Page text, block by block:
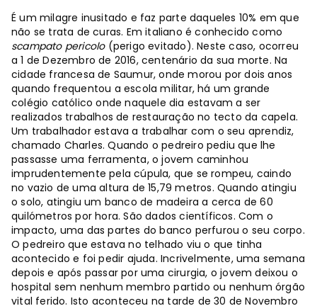
É um milagre inusitado e faz parte daqueles 10% em que
não se trata de curas. Em italiano é conhecido como
scampato pericolo(perigo evitado). Neste caso, ocorreu
a 1 de Dezembro de 2016, centenário da sua morte. Na
cidade francesa de Saumur, onde morou por dois anos
quando frequentou a escola militar, há um grande
colégio católico onde naquele dia estavam a ser
realizados trabalhos de restauração no tecto da capela.
Um trabalhador estava a trabalhar com o seu aprendiz,
chamado Charles. Quando o pedreiro pediu que lhe
passasse uma ferramenta, o jovem caminhou
imprudentemente pela cúpula, que se rompeu, caindo
no vazio de uma altura de 15,79 metros. Quando atingiu
o solo, atingiu um banco de madeira a cerca de 60
quilómetros por hora. São dados científicos. Com o
impacto, uma das partes do banco perfurou o seu corpo.
O pedreiro que estava no telhado viu o que tinha
acontecido e foi pedir ajuda. Incrivelmente, uma semana
depois e após passar por uma cirurgia, o jovem deixou o
hospital sem nenhum membro partido ou nenhum órgão
vital ferido. Isto aconteceu na tarde de 30 de Novembro